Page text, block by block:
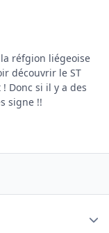
réfgion liégeoise
découvrir le ST
Donc si il y a des
signe !!